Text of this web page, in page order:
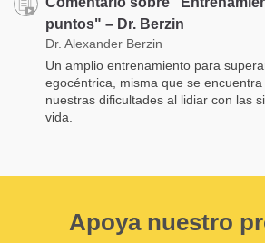
puntos" – Dr. Berzin
Dr. Alexander Berzin
Un amplio entrenamiento para
egocéntrica, misma que se
nuestras dificultades al lidiar con las
vida.
Apoya nuestro